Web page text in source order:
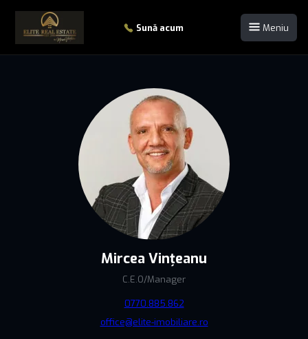
Sună acum Meniu
Mircea Vințeanu
C.E.O/Manager
0770.885.862
office@elite-imobiliare.ro